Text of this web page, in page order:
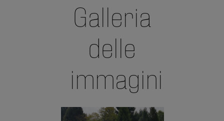
Galleria
delle
immagini